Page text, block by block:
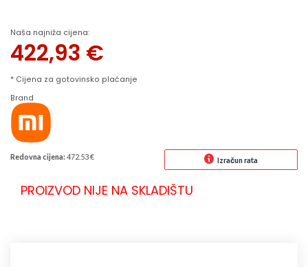
Naša najniža cijena:
422,93 €
* Cijena za gotovinsko plaćanje
Brand
Redovna cijena: 472.53 € Izračun rata
PROIZVOD NIJE NA SKLADIŠTU